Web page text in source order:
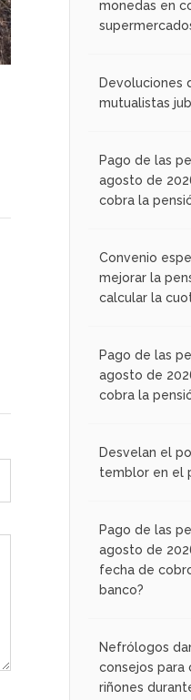
monedas en
Devoluciones
mutualistas
Pago de las
agosto de
cobra la
Convenio
mejorar la
calcular la
Pago de las
agosto de
cobra la
Desvelan el
temblor en el
Pago de las
agosto de
fecha de
banco?
Nefrólogos
consejos para
riñones